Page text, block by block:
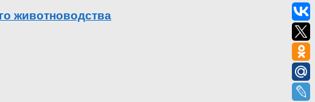
животноводства